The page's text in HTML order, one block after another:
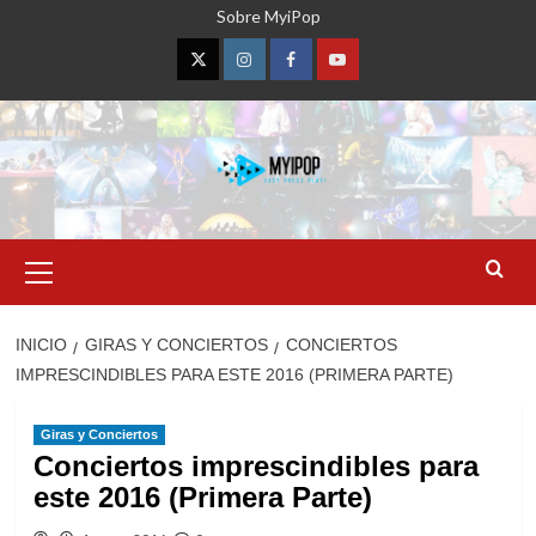
Sobre MyiPop
TwitterInstagramFacebookYouTube
primario
INICIO GIRAS Y CONCIERTOS
CONCIERTOS
IMPRESCINDIBLES PARA ESTE 2016 (PRIMERA PARTE)
Giras y Conciertos
Conciertos imprescindibles para
este 2016 (Primera Parte)